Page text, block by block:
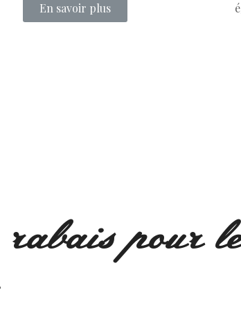
En savoir plus
pour